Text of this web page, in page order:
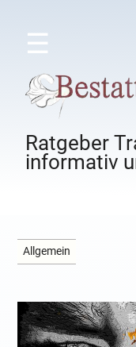
☰
Ratgeber
informativ
Allgemein